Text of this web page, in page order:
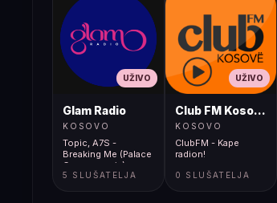
UŽIVO
Glam Radio
KOSOVO
Topic, A7S -
Breaking Me (Palace
Groove remix)
5 SLUŠATELJA
UŽIVO
Club FM Kosovë
KOSOVO
ClubFM - Kape
radion!
0 SLUŠATELJA